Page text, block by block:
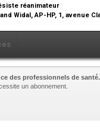
réanimateur
Widal, AP-HP, 1, avenue
des professionnels de santé.
un abonnement.